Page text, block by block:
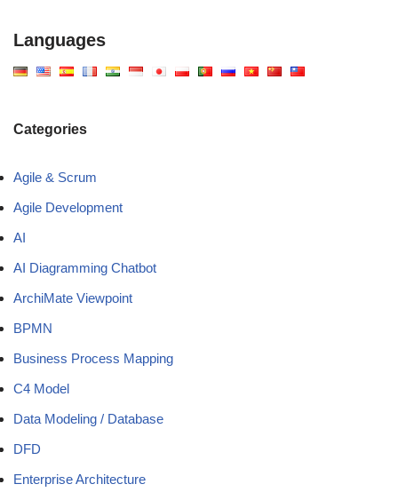
Languages
Categories
Agile & Scrum
Agile Development
AI
AI Diagramming Chatbot
ArchiMate Viewpoint
BPMN
Business Process Mapping
C4 Model
Data Modeling / Database
DFD
Enterprise Architecture